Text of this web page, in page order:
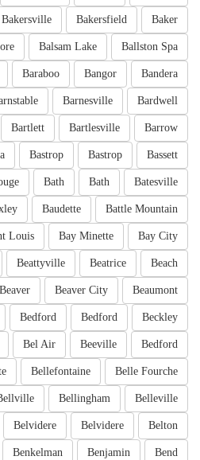
Baker
Bakersfield
Bakersville
Ballston Spa
Balsam Lake
Bandera
Bangor
Baraboo
Bardwell
Barnesville
Barrow
Bartlesville
Bartlett
Bassett
Bastrop
Bastrop
Batesville
Bath
Bath
Battle Mountain
Baudette
Bay City
Bay Minette
Louis
Beach
Beatrice
Beattyville
Beaumont
Beaver City
Beaver
Beckley
Bedford
Bedford
Bedford
Beeville
Bel Air
Belle Fourche
Bellefontaine
Belleville
Bellingham
Belton
Belvidere
Belvidere
Bend
Benjamin
Benkelman